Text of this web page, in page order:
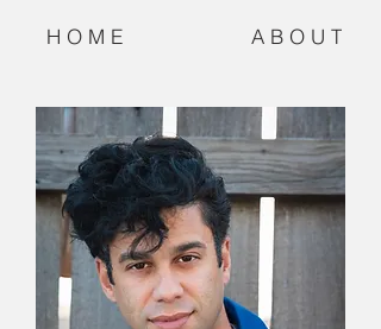
H O M E A B O U T